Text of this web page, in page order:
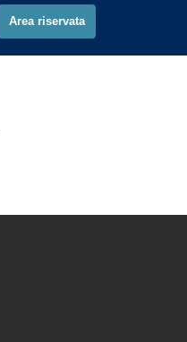
Area riservata